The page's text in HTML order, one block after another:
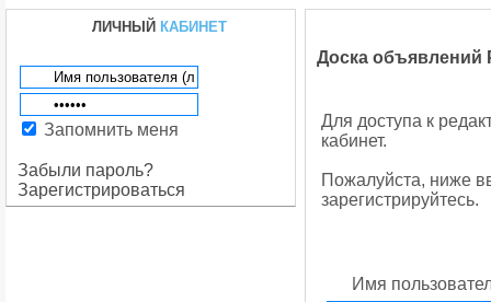
ЛИЧНЫЙ КАБИНЕТ
Запомнить меня
Забыли пароль?
Зарегистрироваться
Доска объявлений
Для доступа к
кабинет.
Пожалуйста, ниже
зарегистрируйтесь.
Имя